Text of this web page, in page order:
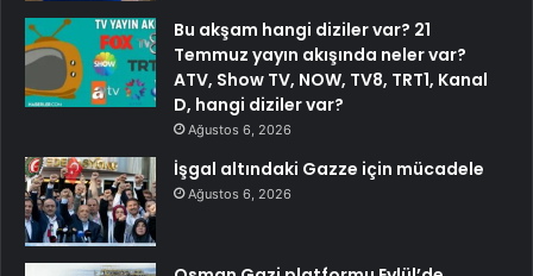
Bu akşam hangi diziler var? 21
Temmuz yayın akışında neler var?
ATV, Show TV, NOW, TV8, TRT1, Kanal
D, hangi diziler var?
Ağustos 6, 2026
İşgal altındaki Gazze için mücadele
Ağustos 6, 2026